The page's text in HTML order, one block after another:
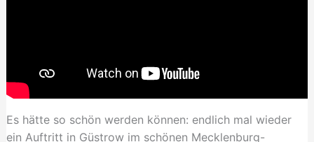
Es hätte so schön werden können: endlich mal wieder
ein Auftritt in Güstrow im schönen Mecklenburg-